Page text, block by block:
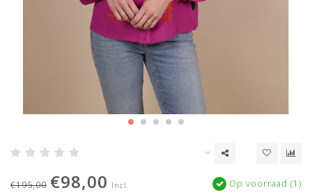
€195,00 €98,00 Incl.
Op voorraad (1)